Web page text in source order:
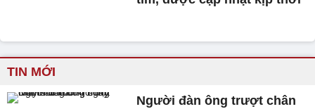
TIN MỚI
Người đàn ông trượt chân